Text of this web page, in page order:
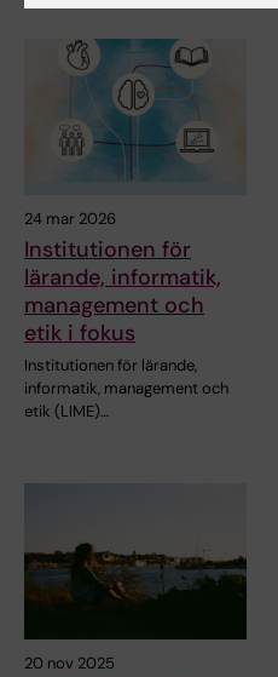
24 mar 2026
Institutionen för
lärande, informatik,
management och
etik i fokus
Institutionen för lärande,
informatik, management och
etik (LIME)…
20 nov 2025